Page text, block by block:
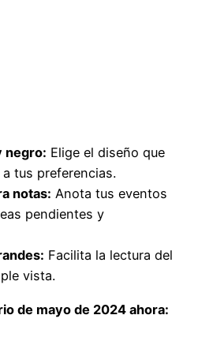
negro: Elige el diseño que
tus preferencias.
notas: Anota tus eventos
pendientes y
Facilita la lectura del
vista.
de mayo de 2024 ahora: